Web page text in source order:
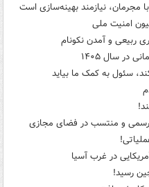
مجرمان، نیازمند بهینه‌سازی است
امنیت ملی
ربیعی و آمدن نکونام
در سال ۱۴۰۵
سئول به کمک ما بیاید
و منتسب در فضای مجازی
در غرب آسیا
رسید!